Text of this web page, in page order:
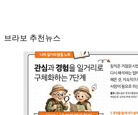
브라보 추천뉴스